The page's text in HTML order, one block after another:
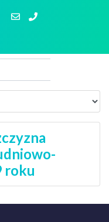
roku